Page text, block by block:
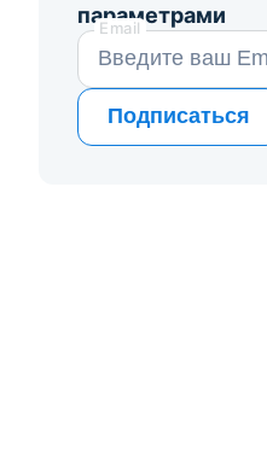
параметрами
Email
Подписаться